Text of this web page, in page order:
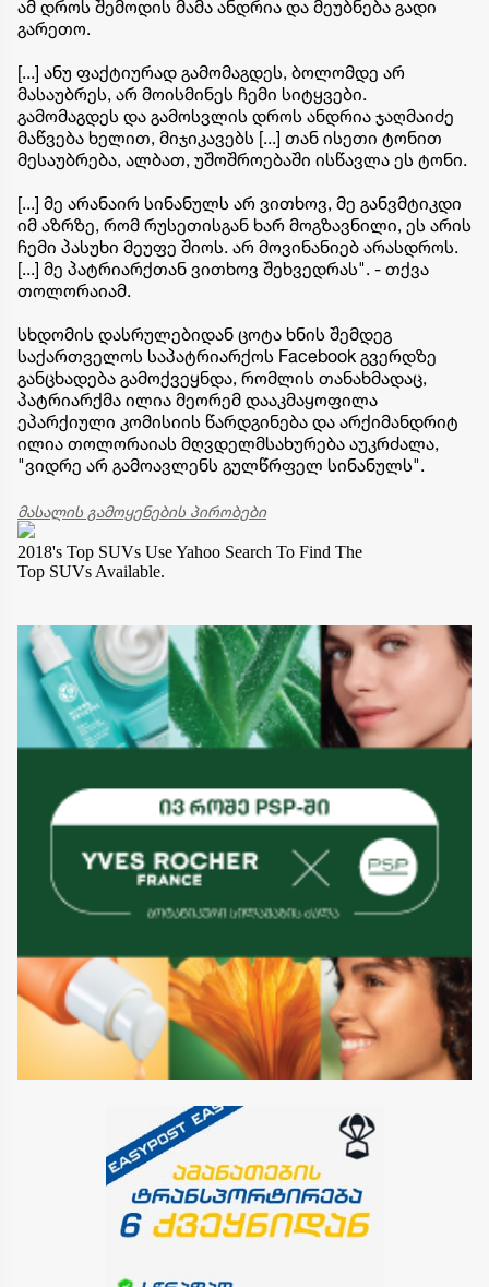
ამ დროს შემოდის მამა ანდრია და მეუბნება გადი
გარეთო.
[...] ანუ ფაქტიურად გამომაგდეს, ბოლომდე არ
მასაუბრეს, არ მოისმინეს ჩემი სიტყვები.
გამომაგდეს და გამოსვლის დროს ანდრია ჯაღმაიძე
მაწვება ხელით, მიჯიკავებს [...] თან ისეთი ტონით
მესაუბრება, ალბათ, უშოშროებაში ისწავლა ეს ტონი.
[...] მე არანაირ სინანულს არ ვითხოვ, მე განვმტიკდი
იმ აზრზე, რომ რუსეთისგან ხარ მოგზავნილი, ეს არის
ჩემი პასუხი მეუფე შიოს. არ მოვინანიებ არასდროს.
[...] მე პატრიარქთან ვითხოვ შეხვედრას". - თქვა
თოლორაიამ.
სხდომის დასრულებიდან ცოტა ხნის შემდეგ
საქართველოს საპატრიარქოს Facebook გვერდზე
განცხადება გამოქვეყნდა, რომლის თანახმადაც,
პატრიარქმა ილია მეორემ დააკმაყოფილა
ეპარქიული კომისიის წარდგინება და არქიმანდრიტ
ილია თოლორაიას მღვდელმსახურება აუკრძალა,
"ვიდრე არ გამოავლენს გულწრფელ სინანულს".
მასალის გამოყენების პირობები
2018's Top SUVs Use Yahoo Search To Find The
Top SUVs Available.